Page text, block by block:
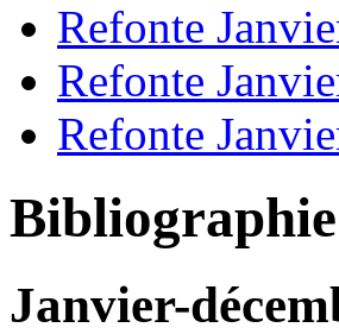
Refonte
Refonte
Refonte
Janvier-